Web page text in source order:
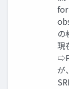
の
現
が